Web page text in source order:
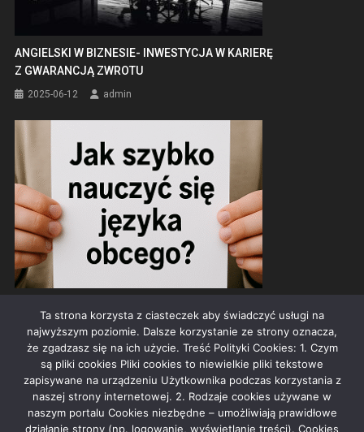
ANGIELSKI W BIZNESIE- INWESTYCJA W KARIERĘ
Z GWARANCJĄ ZWROTU
2025-06-12 admin
2025-07-08 admin
REKLAMA
Ta strona korzysta z ciasteczek aby świadczyć usługi na
najwyższym poziomie. Dalsze korzystanie ze strony oznacza,
że zgadzasz się na ich użycie. Treść Polityki Cookies: 1. Czym
są pliki cookies Pliki cookies to niewielkie pliki tekstowe
zapisywane na urządzeniu Użytkownika podczas korzystania z
naszej strony internetowej. 2. Rodzaje cookies używane w
naszym portalu Cookies niezbędne – umożliwiają prawidłowe
działanie strony (np. logowanie, wyświetlanie treści). Cookies